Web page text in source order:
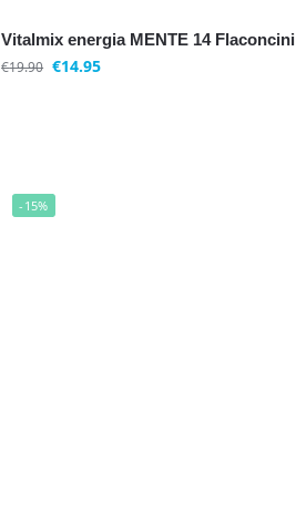
Vitalmix energia MENTE 14 Flaconcini
€19.90 €14.95
-15%